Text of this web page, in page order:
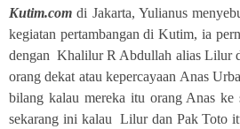
Kutim.com di Jakarta, Yulianus
kegiatan pertambangan di Kutim, ia
dengan Khalilur R Abdullah alias Lilur
orang dekat atau kepercayaan Anas
bilang kalau mereka itu orang Anas ke
sekarang ini kalau Lilur dan Pak Toto